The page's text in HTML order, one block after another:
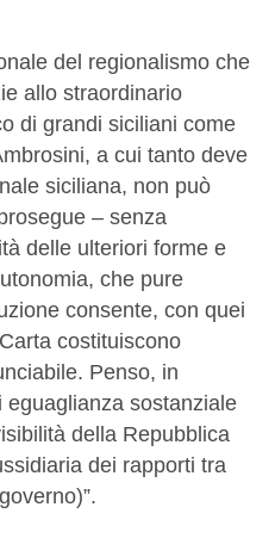
del regionalismo che
allo straordinario
di grandi siciliani come
a cui tanto deve
siciliana, non può
– senza
delle ulteriori forme e
che pure
consente, con quei
costituiscono
Penso, in
sostanziale
della Repubblica
dei rapporti tra